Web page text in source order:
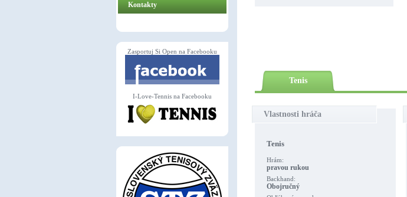
Kontakty
Zasportuj Si Open na Facebooku
I-Love-Tennis na Facebooku
Tenis
Vlastnosti hráča
Tenis
Hrám:
pravou rukou
Backhand:
Obojručný